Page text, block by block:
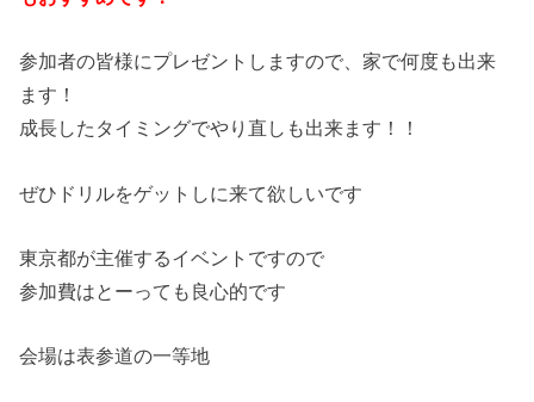
参加者の皆様にプレゼントしますので、家で何度も出来
ます！
成長したタイミングでやり直しも出来ます！！
ぜひドリルをゲットしに来て欲しいです
東京都が主催するイベントですので
参加費はとーっても良心的です
会場は表参道の一等地